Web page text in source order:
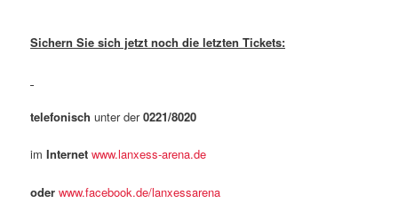
Sichern Sie sich jetzt noch die letzten Tickets:
telefonisch unter der0221/8020
imInternetwww.lanxess-arena.de
oderwww.facebook.de/lanxessarena